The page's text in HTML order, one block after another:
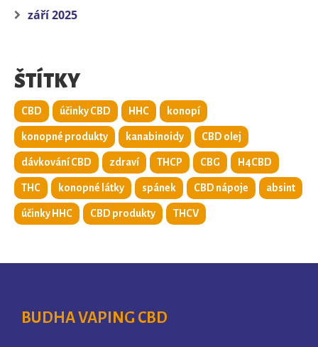
září 2025
ŠTÍTKY
CBD účinky CBD HHC konopí
konopné produkty kanabinoidy CBD olej
dávkování CBD zdraví THCP CBG H4CBD
THC konopné látky spánek CBD nápoje absint
účinky HHC CBD produkty THCV
BUDHA VAPING CBD